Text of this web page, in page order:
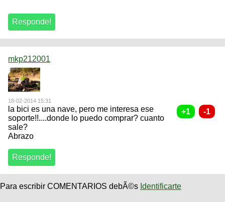
mkp212001
18-02-2014 15:31
la bici es una nave, pero me interesa ese
soporte!!....donde lo puedo comprar? cuanto
sale?
Abrazo
Para escribir COMENTARIOS debÃ©s Identificarte